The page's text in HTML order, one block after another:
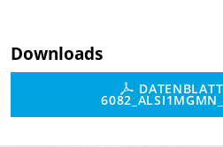
Downloads